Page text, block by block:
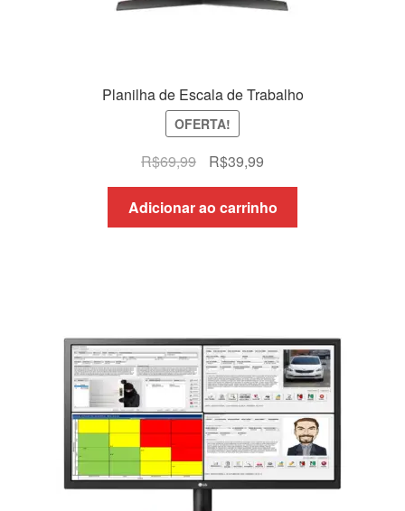
Planilha de Escala de Trabalho
OFERTA!
R$69,99
O
preço
original
era:
R$39,99O
preço
atual
é:
Adicionar ao carrinho